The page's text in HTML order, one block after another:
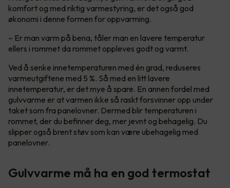
komfort og med riktig varmestyring, er det også god
økonomi i denne formen for oppvarming.
– Er man varm på bena, tåler man en lavere temperatur
ellers i rommet da rommet oppleves godt og varmt.
Ved å senke innetemperaturen med én grad, reduseres
varmeutgiftene med 5 %. Så med en litt lavere
innetemperatur, er det mye å spare. En annen fordel med
gulvvarme er at varmen ikke så raskt forsvinner opp under
taket som fra panelovner. Dermed blir temperaturen i
rommet, der du befinner deg, mer jevnt og behagelig. Du
slipper også brent støv som kan være ubehagelig med
panelovner.
Gulvvarme må ha en god termostat